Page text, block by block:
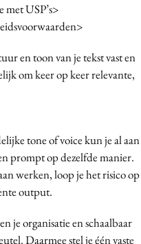
USP’s>
en toon van je tekst vast en
om keer op keer relevante,
tone of voice kun je al aan
prompt op dezelfde manier.
werken, loop je het risico op
output.
je organisatie en schaalbaar
Daarmee stel je één vaste